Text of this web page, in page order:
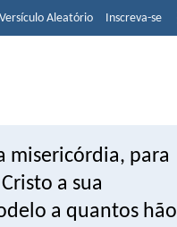
Versículo Aleatório Inscreva-se
misericórdia, para
a sua
a quantos hão